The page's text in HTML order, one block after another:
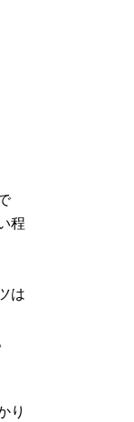
程
は
り